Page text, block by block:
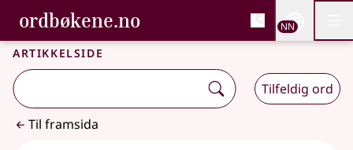
Gå til hovudinnhald
Tilgjenge
ordbøkene.no, Bokmålsordboka og
Bokmålsordboka og Nynorskordboka
NN
Artikkelside
Tilfeldig ord
Til framsida